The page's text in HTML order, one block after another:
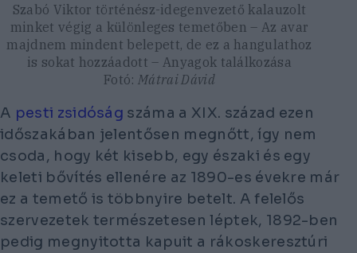
Szabó Viktor történész-idegenvezető kalauzolt
minket végig a különleges temetőben – Az avar
majdnem mindent belepett, de ez a hangulathoz
is sokat hozzáadott – Anyagok találkozása
Fotó: Mátrai Dávid
A pesti zsidóság száma a XIX. század ezen
időszakában jelentősen megnőtt, így nem
csoda, hogy két kisebb, egy északi és egy
keleti bővítés ellenére az 1890-es évekre már
ez a temető is többnyire betelt. A felelős
szervezetek természetesen léptek, 1892-ben
pedig megnyitotta kapuit a rákoskeresztúri